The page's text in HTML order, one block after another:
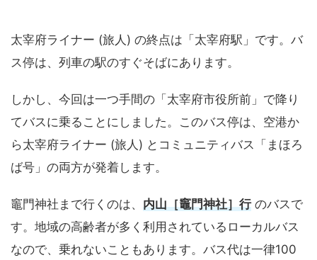
太宰府ライナー (旅人) の終点は「太宰府駅」です。バ
ス停は、列車の駅のすぐそばにあります。
しかし、今回は一つ手間の「太宰府市役所前」で降り
てバスに乗ることにしました。このバス停は、空港か
ら太宰府ライナー (旅人) とコミュニティバス「まほろ
ば号」の両方が発着します。
竈門神社まで行くのは、 内山［竈門神社］行のバスで
す。地域の高齢者が多く利用されているローカルバス
なので、乗れないこともあります。バス代は一律100